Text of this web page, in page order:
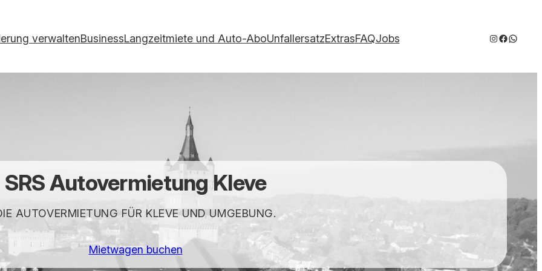
verwaltenBusinessLangzeitmiete und Auto-AboUnfallersatzExtrasFAQJobs Instagram
SRSAutovermietung Kleve
AUTOVERMIETUNG FÜR KLEVE UND UMGEBUNG.
Mietwagen buchen